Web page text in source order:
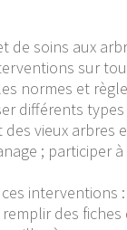
de soins aux
sur
normes et
différents
des vieux
; participer
des